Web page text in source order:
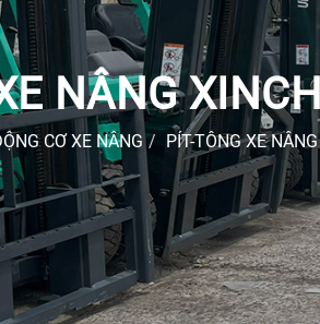
NÂNG
CƠ XE NÂNG PÍT-TÔNG XE